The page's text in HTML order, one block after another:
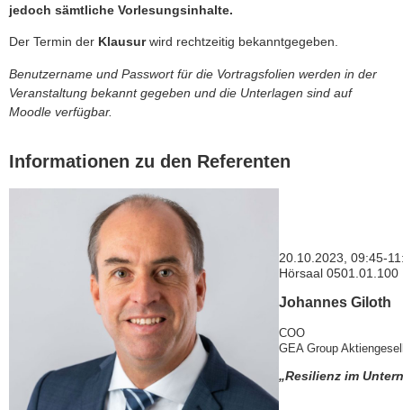
jedoch sämtliche Vorlesungsinhalte.
Der Termin der Klausurwird rechtzeitig bekanntgegeben.
Benutzername und Passwort für die Vortragsfolien werden in der
Veranstaltung bekannt gegeben und die Unterlagen sind auf
Moodle verfügbar.
Informationen zu den Referenten
20.10.2023, 09:45-
Hörsaal 0501.01.100
Johannes Giloth
COO
GEA Group
„Resilienz im